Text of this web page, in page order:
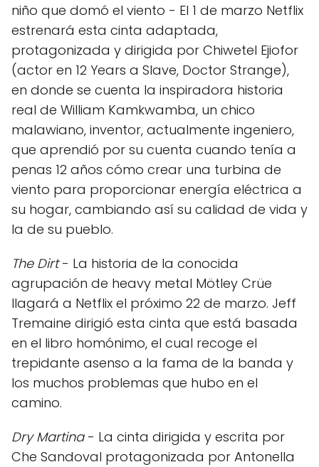
niño que domó el viento - El 1 de marzo Netflix
estrenará esta cinta adaptada,
protagonizada y dirigida por Chiwetel Ejiofor
(actor en 12 Years a Slave, Doctor Strange),
en donde se cuenta la inspiradora historia
real de William Kamkwamba, un chico
malawiano, inventor, actualmente ingeniero,
que aprendió por su cuenta cuando tenía a
penas 12 años cómo crear una turbina de
viento para proporcionar energía eléctrica a
su hogar, cambiando así su calidad de vida y
la de su pueblo.
The Dirt- La historia de la conocida
agrupación de heavy metal Mötley Crüe
llagará a Netflix el próximo 22 de marzo. Jeff
Tremaine dirigió esta cinta que está basada
en el libro homónimo, el cual recoge el
trepidante asenso a la fama de la banda y
los muchos problemas que hubo en el
camino.
Dry Martina- La cinta dirigida y escrita por
Che Sandoval protagonizada por Antonella